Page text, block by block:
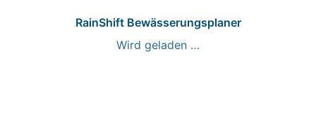
RainShift Bewässerungsplaner
Wird geladen …